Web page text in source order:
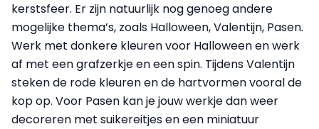
kerstsfeer. Er zijn natuurlijk nog genoeg andere
mogelijke thema’s, zoals Halloween, Valentijn, Pasen.
Werk met donkere kleuren voor Halloween en werk
af met een grafzerkje en een spin. Tijdens Valentijn
steken de rode kleuren en de hartvormen vooral de
kop op. Voor Pasen kan je jouw werkje dan weer
decoreren met suikereitjes en een miniatuur